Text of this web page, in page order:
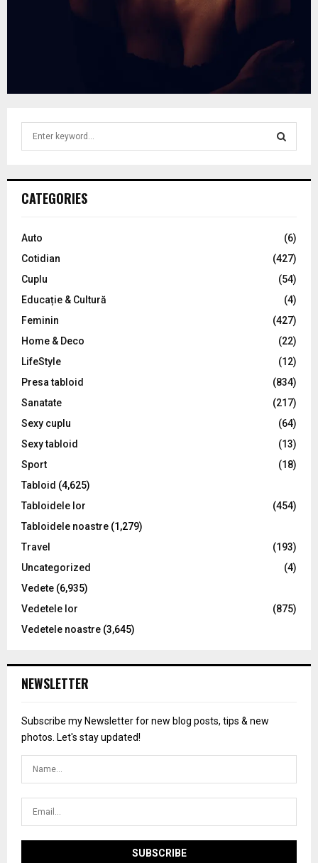
h
o
:
C
CATEGORIES
Auto
(6)
Cotidian
(427)
Cuplu
(54)
Educație & Cultură
(4)
Feminin
(427)
Home & Deco
(22)
LifeStyle
(12)
Presa tabloid
(834)
Sanatate
(217)
Sexy cuplu
(64)
Sexy tabloid
(13)
Sport
(18)
Tabloid (4,625)
Tabloidele lor
(454)
Tabloidele noastre (1,279)
Travel
(193)
Uncategorized
(4)
Vedete (6,935)
Vedetele lor
(875)
Vedetele noastre (3,645)
NEWSLETTER
Subscribe my Newsletter for new blog posts, tips & new
photos. Let's stay updated!